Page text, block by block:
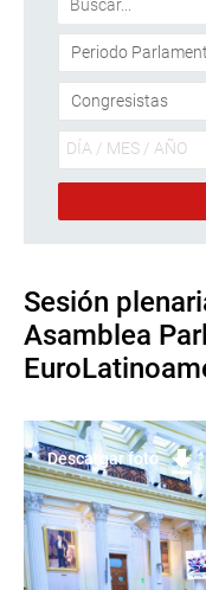
Sesión
Asamblea
Descargar foto